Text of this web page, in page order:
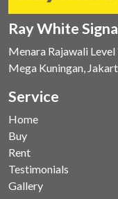
Ray White
Menara Rajawali
Mega Kuningan,
Service
Home
Buy
Rent
Testimonials
Gallery